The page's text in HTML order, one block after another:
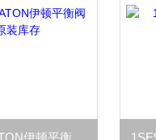
1SE30F35S10现货EATON伊顿平衡阀1SE90F35S4原装库存